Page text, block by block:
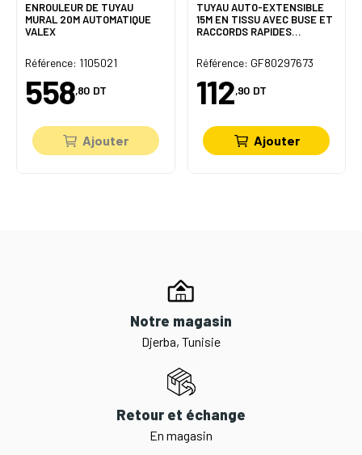
ENROULEUR DE TUYAU
MURAL 20M AUTOMATIQUE
VALEX
Référence: 1105021
558,80 DT
Ajouter
TUYAU AUTO-EXTENSIBLE
15M EN TISSU AVEC BUSE ET
RACCORDS RAPIDES
GFGARDEN
Référence: GF80297673
112,90 DT
Ajouter
Notre magasin
Djerba, Tunisie
Retour et échange
En magasin